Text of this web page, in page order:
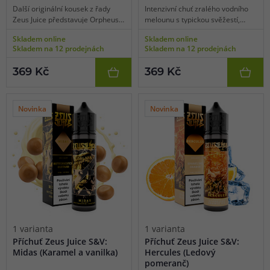
Další originální kousek z řady
Zeus Juice představuje Orpheus.
kombinaci sladkých zralých malin
a tajemné moruše. Zažijte
poznejte dosud nepoznané.
Skladem online
Skladem na 12 prodejnách
369 Kč
Intenzivní chuť zralého vodního
melounu s typickou svěžestí,
chuť zralých a čerstvě natrhaných
třešní. Obě dvě složky se krásně
nezapomenutelnou chuť, která
Skladem online
Skladem na 12 prodejnách
369 Kč
Novinka
1 varianta
Příchuť Zeus Juice S&V:
Midas (Karamel a vanilka)
Novinka
1 varianta
Příchuť Zeus Juice S&V:
Hercules (Ledový
pomeranč)